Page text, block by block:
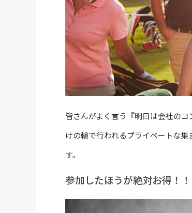
皆さんがよく言う『明日は会社の
けの輪で行われるプライベートな
す。
参加したほうが絶対お得！！